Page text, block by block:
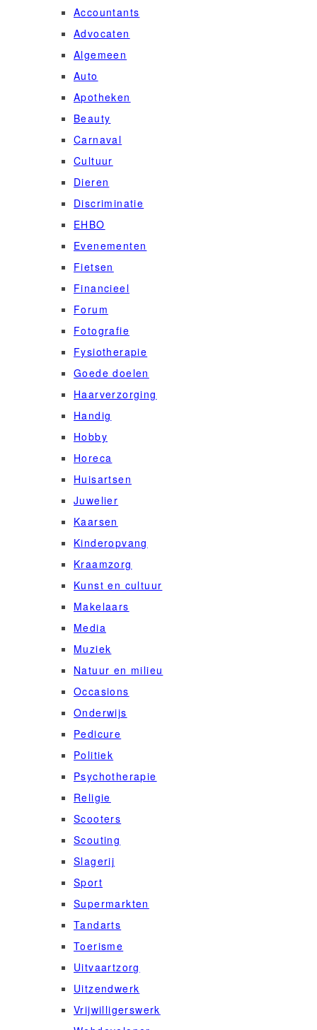
Accountants
Advocaten
Algemeen
Auto
Apotheken
Beauty
Carnaval
Cultuur
Dieren
Discriminatie
EHBO
Evenementen
Fietsen
Financieel
Forum
Fotografie
Fysiotherapie
Goede doelen
Haarverzorging
Handig
Hobby
Horeca
Huisartsen
Juwelier
Kaarsen
Kinderopvang
Kraamzorg
Kunst en cultuur
Makelaars
Media
Muziek
Natuur en milieu
Occasions
Onderwijs
Pedicure
Politiek
Psychotherapie
Religie
Scooters
Scouting
Slagerij
Sport
Supermarkten
Tandarts
Toerisme
Uitvaartzorg
Uitzendwerk
Vrijwilligerswerk